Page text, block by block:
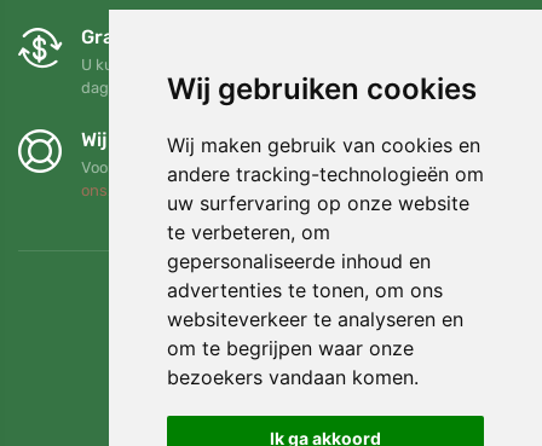
Wij gebruiken cookies
Wij maken gebruik van cookies en
andere tracking-technologieën om
uw surfervaring op onze website
te verbeteren, om
gepersonaliseerde inhoud en
advertenties te tonen, om ons
websiteverkeer te analyseren en
om te begrijpen waar onze
bezoekers vandaan komen.
Ik ga akkoord
Gratis ruilen en retourneren
U kunt uw bestelling op elk gewenst moment binnen 90
dagen retourneren of ruilen
Wij steunen Trees.org
Voor elke bestelling planten we een boom! Lees meer Over
ons